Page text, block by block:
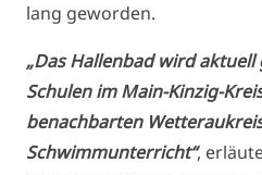
lang geworden.
„Das Hallenbad wird
Schulen im Main-Kinzig-
benachbarten
Schwimmunterricht“,